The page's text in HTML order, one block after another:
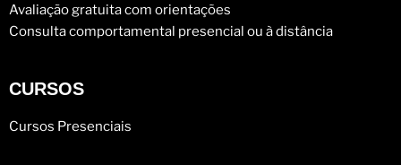
Avaliação gratuita com orientações
Consulta comportamental presencial ou à distância
CURSOS
Cursos Presenciais